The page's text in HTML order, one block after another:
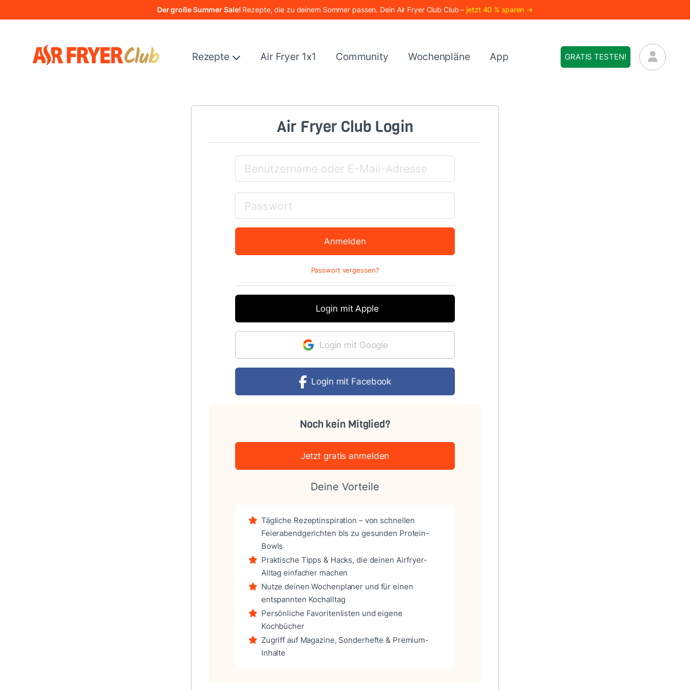
zum
Der große Summer Sale!Rezepte, die zu deinem Sommer passen. Dein Air Fryer Club Club – jetzt 40 % sparen →
Rezepte Air Fryer 1x1 Community Wochenpläne App GRATIS TESTEN!
Air Fryer Club Login
Passwort vergessen?
Login mit Apple
Login mit Google
Login mit Facebook
Noch kein Mitglied?
Jetzt gratis anmelden
Deine Vorteile
Tägliche Rezeptinspiration – von schnellen
Feierabendgerichten bis zu gesunden Protein-
Bowls
Praktische Tipps & Hacks, die deinen Airfryer-
Alltag einfacher machen
Nutze deinen Wochenplaner und für einen
entspannten Kochalltag
Persönliche Favoritenlisten und eigene
Kochbücher
Zugriff auf Magazine, Sonderhefte & Premium-
Inhalte